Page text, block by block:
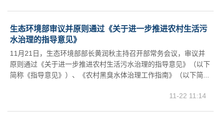
生态环境部审议并原则通过《关于进一步推进农村生活污
水治理的指导意见》
11月21日，生态环境部部长黄润秋主持召开部常务会议，审议并
原则通过《关于进一步推进农村生活污水治理的指导意见》（以下
简称《指导意见》）、《农村黑臭水体治理工作指南》（以下简...
11-22 11:14